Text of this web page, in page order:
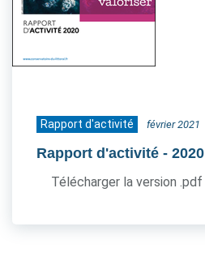
Rapport d'activité février 2021
Rapport d'activité - 2020
Télécharger la version .pdf